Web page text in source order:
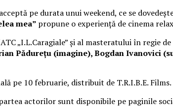
pe durata unui weekend, ce se
mea” propune o experiență de cinema
„I.L.Caragiale” și al masteratului în regie
Pădurețu (imagine), Bogdan Ivanovici
pe 10 februarie, distribuit de T.R.I.B.E. Films.
actorilor sunt disponibile pe paginile